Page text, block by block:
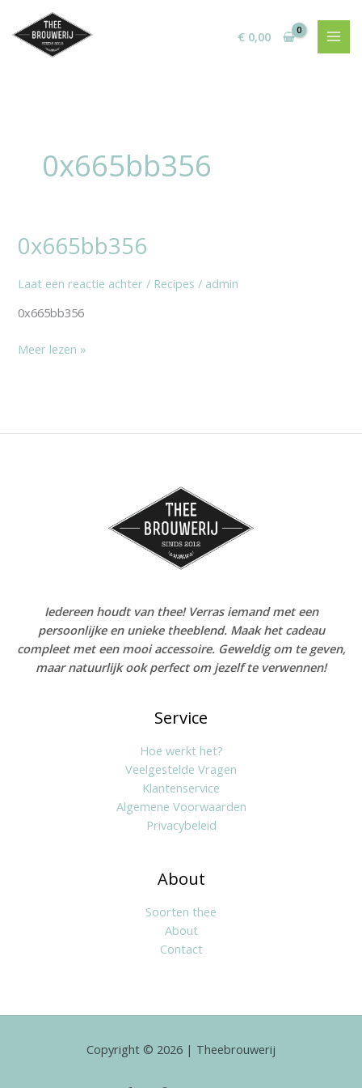
naar
€0,00
0x665bb356
0x665bb356
Laat een reactie achter / Recipes / admin
0x665bb356
0x665bb356
Meer lezen »
Iedereen houdt van thee! Verras iemand met een
persoonlijke en unieke theeblend. Maak het cadeau
compleet met een mooi accessoire. Geweldig om te geven,
maar natuurlijk ook perfect om jezelf te verwennen!
Service
Hoe werkt het?
Veelgestelde Vragen
Klantenservice
Algemene Voorwaarden
Privacybeleid
About
Soorten thee
About
Contact
Copyright © 2026 | Theebrouwerij